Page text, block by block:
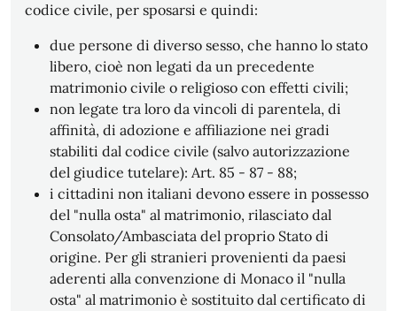
codice civile, per sposarsi e quindi:
due persone di diverso sesso, che hanno lo stato
libero, cioè non legati da un precedente
matrimonio civile o religioso con effetti civili;
non legate tra loro da vincoli di parentela, di
affinità, di adozione e affiliazione nei gradi
stabiliti dal codice civile (salvo autorizzazione
del giudice tutelare): Art. 85 - 87 - 88;
i cittadini non italiani devono essere in possesso
del "nulla osta" al matrimonio, rilasciato dal
Consolato/Ambasciata del proprio Stato di
origine. Per gli stranieri provenienti da paesi
aderenti alla convenzione di Monaco il "nulla
osta" al matrimonio è sostituito dal certificato di